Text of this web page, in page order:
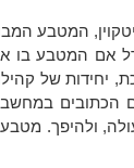
המטבע
אם המטבע בו
של
הכתובים
ולהיפך.